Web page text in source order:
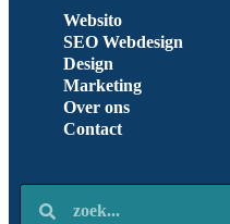
Websito
SEO Webdesign
Design
Marketing
Over ons
Contact